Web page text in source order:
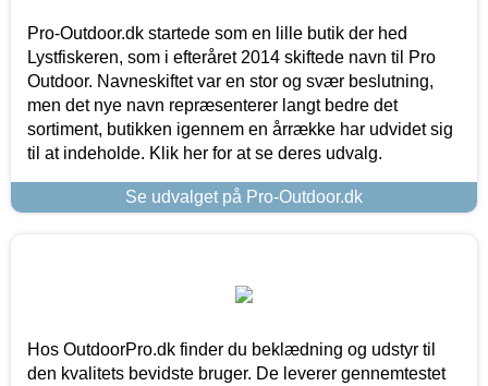
Pro-Outdoor.dk startede som en lille butik der hed
Lystfiskeren, som i efteråret 2014 skiftede navn til Pro
Outdoor. Navneskiftet var en stor og svær beslutning,
men det nye navn repræsenterer langt bedre det
sortiment, butikken igennem en årrække har udvidet sig
til at indeholde. Klik her for at se deres udvalg.
Se udvalget på Pro-Outdoor.dk
Hos OutdoorPro.dk finder du beklædning og udstyr til
den kvalitets bevidste bruger. De leverer gennemtestet